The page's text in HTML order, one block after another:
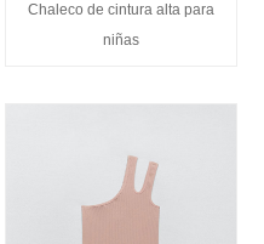
Chaleco de cintura alta para
niñas